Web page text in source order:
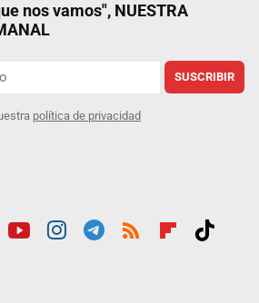
nos vamos", NUESTRA
SUSCRIBIR
política de privacidad